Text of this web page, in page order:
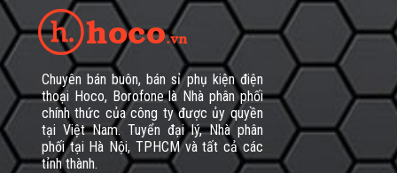
Chuyên bán buôn, bán sỉ phụ kiện điện
thoại Hoco, Borofone là Nhà phân phối
chính thức của công ty được ủy quyền
tại Việt Nam. Tuyển đại lý, Nhà phân
phối tại Hà Nội, TPHCM và tất cả các
tỉnh thành.